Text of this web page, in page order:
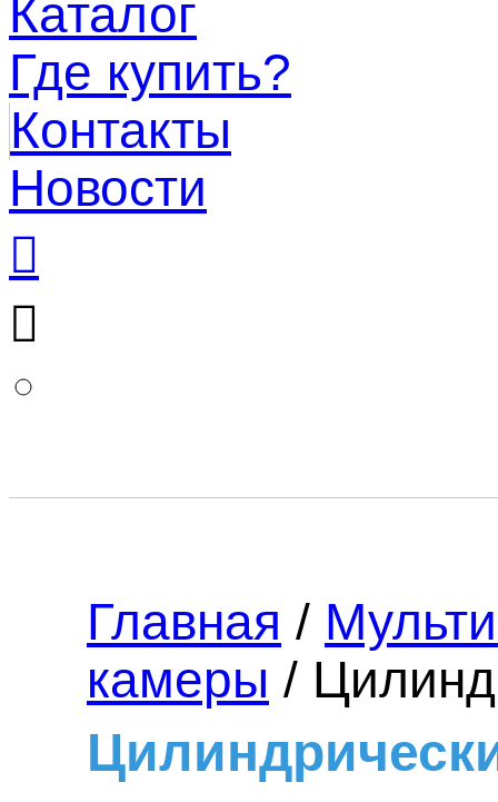
Каталог
Где купить?
Контакты
Новости
Главная /
камеры /